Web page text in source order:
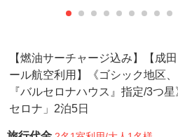
【燃油サーチャージ込み】【成
ール航空利用】《ゴシック地区
『バルセロナハウス』指定/3つ
セロナ」2泊5日